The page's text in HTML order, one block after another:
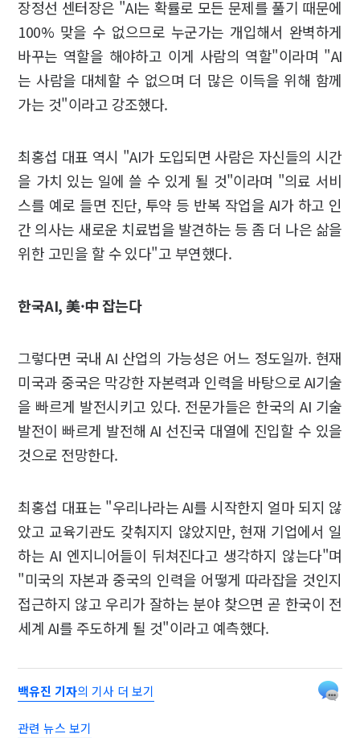
장정선 센터장은 "AI는 확률로 모든 문제를 풀기 때문에
100% 맞을 수 없으므로 누군가는 개입해서 완벽하게
바꾸는 역할을 해야하고 이게 사람의 역할"이라며 "AI
는 사람을 대체할 수 없으며 더 많은 이득을 위해 함께
가는 것"이라고 강조했다.
최홍섭 대표 역시 "AI가 도입되면 사람은 자신들의 시간
을 가치 있는 일에 쓸 수 있게 될 것"이라며 "의료 서비
스를 예로 들면 진단, 투약 등 반복 작업을 AI가 하고 인
간 의사는 새로운 치료법을 발견하는 등 좀 더 나은 삶을
위한 고민을 할 수 있다"고 부연했다.
한국AI,美·中 잡는다
그렇다면 국내 AI 산업의 가능성은 어느 정도일까. 현재
미국과 중국은 막강한 자본력과 인력을 바탕으로 AI기술
을 빠르게 발전시키고 있다. 전문가들은 한국의 AI 기술
발전이 빠르게 발전해 AI 선진국 대열에 진입할 수 있을
것으로 전망한다.
최홍섭 대표는 "우리나라는 AI를 시작한지 얼마 되지 않
았고 교육기관도 갖춰지지 않았지만, 현재 기업에서 일
하는 AI 엔지니어들이 뒤쳐진다고 생각하지 않는다"며
"미국의 자본과 중국의 인력을 어떻게 따라잡을 것인지
접근하지 않고 우리가 잘하는 분야 찾으면 곧 한국이 전
세계 AI를 주도하게 될 것"이라고 예측했다.
백유진 기자의 기사 더 보기
관련 뉴스 보기